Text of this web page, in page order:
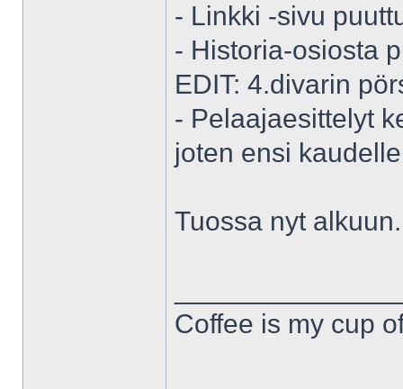
- Linkki -sivu
- Historia-osiosta
EDIT: 4.divarin
- Pelaajaesittelyt
joten ensi
Tuossa nyt
Coffee is my cup